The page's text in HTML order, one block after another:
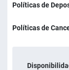
Políticas de
Políticas de